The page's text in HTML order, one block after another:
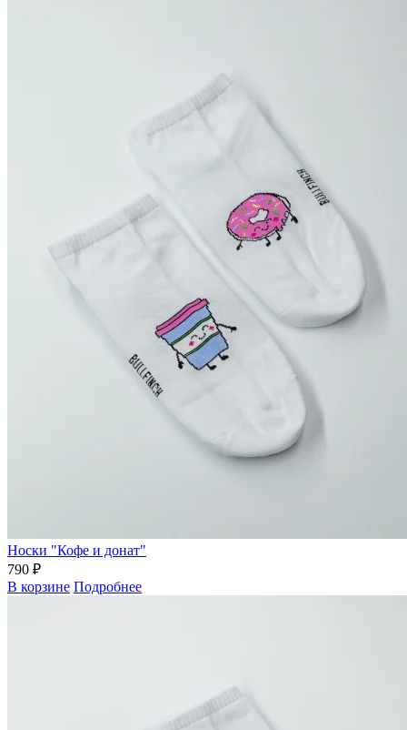
Носки "Кофе и донат"
790 ₽
В корзине Подробнее